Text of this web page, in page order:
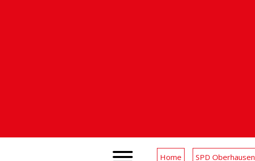
Home SPD Oberhausen